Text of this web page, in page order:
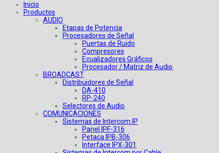
Inicio
Productos
AUDIO
Etapas de Potencia
Procesadores de Señal
Puertas de Ruido
Compresores
Ecualizadores Gráficos
Procesador / Matriz de Audio
BROADCAST
Distribuidores de Señal
DA-410
RP-240
Selectores de Audio
COMUNICACIONES
Sistemas de Intercom IP
Panel IPF-316
Petaca IPB-306
Interface IPX-301